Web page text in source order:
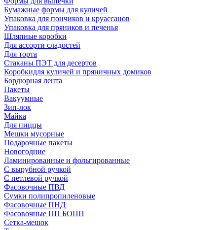
Бумажные формы для куличей
Упаковка для пончиков и круассанов
Упаковка для пряников и печенья
Шляпные коробки
Для ассорти сладостей
Для торта
Стаканы ПЭТ для десертов
Коробкидля куличей и пряничных домиков
Бордюрная лента
Пакеты
Вакуумные
Зип-лок
Майка
Для пиццы
Мешки мусорные
Подарочные пакеты
Новогодние
Ламинированные и фольгированные
С вырубной ручкой
С петлевой ручкой
Фасовочные ПВД
Сумки полипропиленовые
Фасовочные ПНД
Фасовочные ПП БОПП
Сетка-мешок